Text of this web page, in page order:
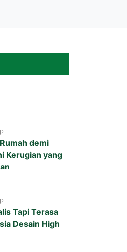
demi
Kerugian yang
Tapi Terasa
Desain High